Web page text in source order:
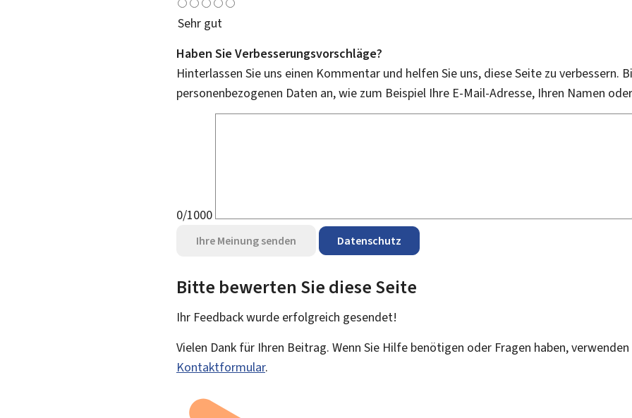
Sehr gut
Haben Sie Verbesserungsvorschläge?
Hinterlassen Sie uns einen Kommentar und helfen Sie uns, diese Seite zu verbessern.
personenbezogenen Daten an, wie zum Beispiel Ihre E-Mail-Adresse, Ihren Namen
0/1000
Ihre Meinung senden Datenschutz
Bitte bewerten Sie diese Seite
Ihr Feedback wurde erfolgreich gesendet!
Vielen Dank für Ihren Beitrag. Wenn Sie Hilfe benötigen oder Fragen haben,
Kontaktformular.